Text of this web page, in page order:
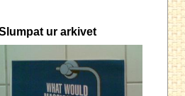
ur arkivet